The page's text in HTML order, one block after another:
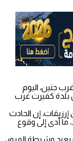
يعبد غرب جنين، اليوم
بلدة كفيرت غرب
إن الحادث
ما أدى إلى وقوع